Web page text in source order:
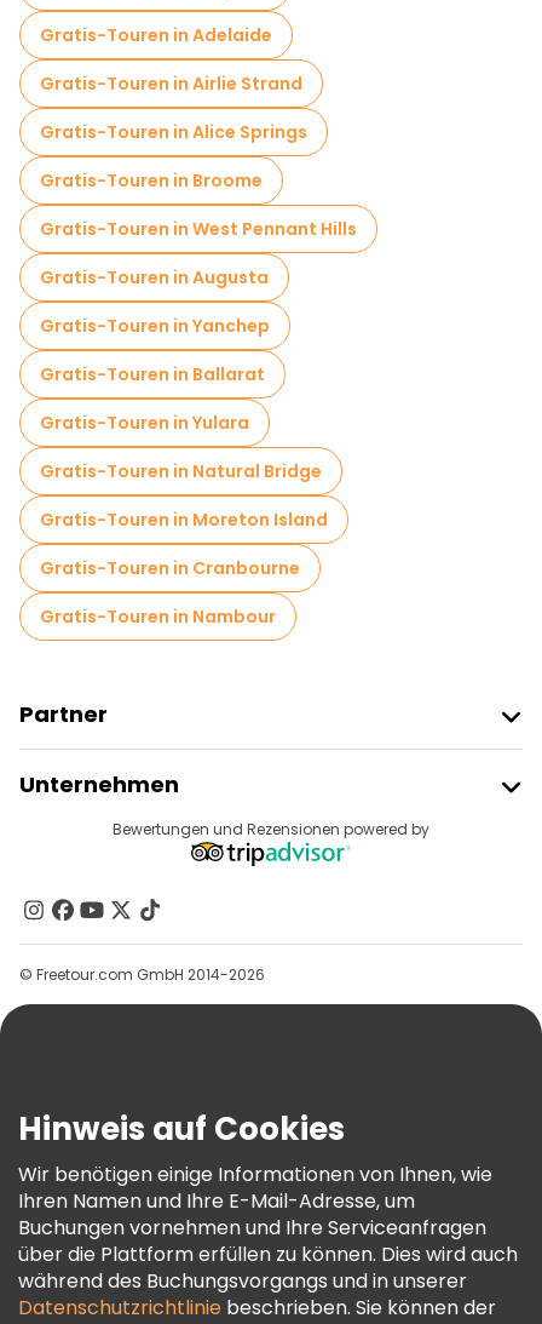
Gratis-Touren in Adelaide
Gratis-Touren in Airlie Strand
Gratis-Touren in Alice Springs
Gratis-Touren in Broome
Gratis-Touren in West Pennant Hills
Gratis-Touren in Augusta
Gratis-Touren in Yanchep
Gratis-Touren in Ballarat
Gratis-Touren in Yulara
Gratis-Touren in Natural Bridge
Gratis-Touren in Moreton Island
Gratis-Touren in Cranbourne
Gratis-Touren in Nambour
Partner
Anbieter-Anmeldung
Affiliate-Programm
Unternehmen
Reiseziele
Kontakt
Gruppen
Hilfe
AGB Und Rechtliches
Cookie-Richtlinie
Freetour Auszeichnungen
Treueprogramm
Bewertungen und Rezensionen powered by
© Freetour.com GmbH 2014-2026
Hinweis auf Cookies
Wir benötigen einige Informationen von Ihnen, wie
Ihren Namen und Ihre E-Mail-Adresse, um
Buchungen vornehmen und Ihre Serviceanfragen
über die Plattform erfüllen zu können. Dies wird auch
während des Buchungsvorgangs und in unserer
Datenschutzrichtlinie beschrieben. Sie können der